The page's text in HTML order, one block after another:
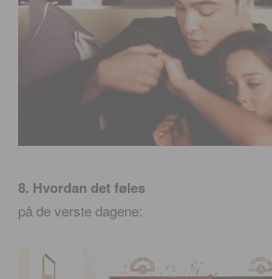
8. Hvordan det føles
på de verste dagene: